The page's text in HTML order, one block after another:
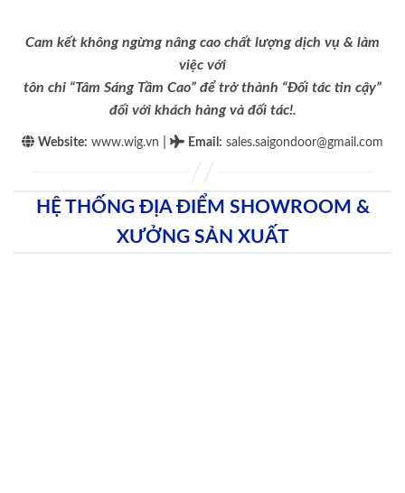
Cam kết không ngừng nâng cao chất lượng dịch vụ & làm
việc với
tôn chỉ “Tâm Sáng Tầm Cao” để trở thành “Đối tác tin cậy”
đối với khách hàng và đối tác!.
Website: www.wig.vn Email : sales.saigondoor@gmail.com
HỆ THỐNG ĐỊA ĐIỂM SHOWROOM &
XƯỞNG SẢN XUẤT